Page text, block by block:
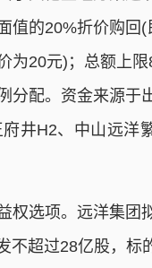
值的20%折价购回
为20元)；总额上
分配。资金来源于
井H2、中山远洋
选项。远洋集团
不超过28亿股，标